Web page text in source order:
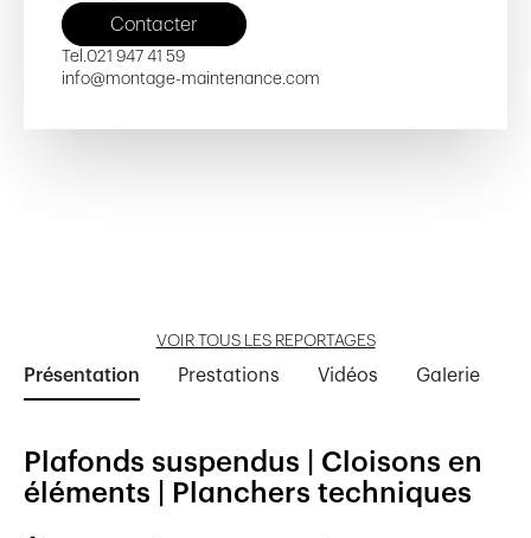
Contacter
Tel.021 947 41 59
info@montage-maintenance.com
VOIR TOUS LES REPORTAGES
Présentation Prestations Vidéos Galerie
Plafonds suspendus | Cloisons en
éléments | Planchers techniques